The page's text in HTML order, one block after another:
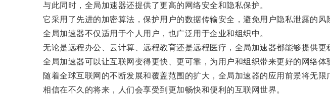
与此同时，全局加速器还提供了更高的网络安全和隐私保护。
它采用了先进的加密算法，保护用户的数据传输安全，避免用户隐私泄露的风
全局加速器不仅适用于个人用户，也广泛用于企业和组织中。
无论是远程办公、云计算、远程教育还是远程医疗，全局加速器都能够提供更
全局加速器可以让互联网变得更快、更可靠，为用户和组织带来更好的网络体
随着全球互联网的不断发展和覆盖范围的扩大，全局加速器的应用前景将无限
相信在不久的将来，人们会享受到更加畅快和便利的互联网世界。